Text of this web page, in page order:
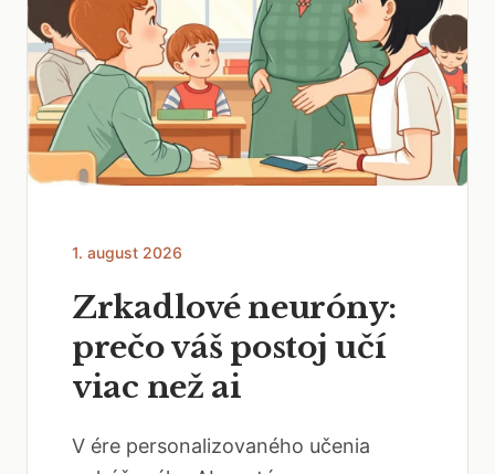
1. august 2026
Zrkadlové neuróny:
prečo váš postoj učí
viac než ai
V ére personalizovaného učenia